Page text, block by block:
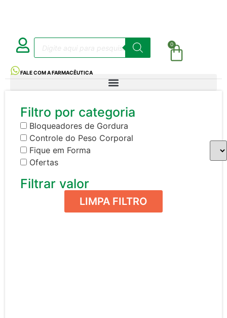
0
FALE COM A FARMACÊUTICA
Filtro por categoria
Bloqueadores de Gordura
Controle do Peso Corporal
Fique em Forma
Ofertas
Filtrar valor
LIMPA FILTRO